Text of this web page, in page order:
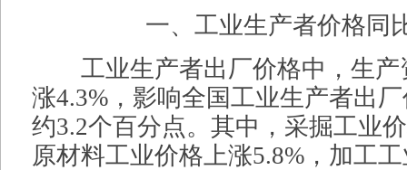
一、工业生产者价格同
工业生产者出厂价格中，生产
涨4.3%，影响全国工业生产者出
约3.2个百分点。其中，采掘工业
原材料工业价格上涨5.8%，加工